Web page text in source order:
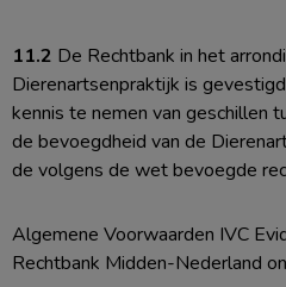
11.2 De Rechtbank in het
Dierenartsenpraktijk is
kennis te nemen van geschillen
de bevoegdheid van de
de volgens de wet bevoegde
Algemene Voorwaarden IVC
Rechtbank Midden-Nederland